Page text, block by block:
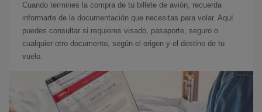
Cuando termines la compra de tu billete de avión, recuerda
informarte de la documentación que necesitas para volar. Aquí
puedes consultar si requieres visado, pasaporte, seguro o
cualquier otro documento, según el origen y el destino de tu
vuelo.